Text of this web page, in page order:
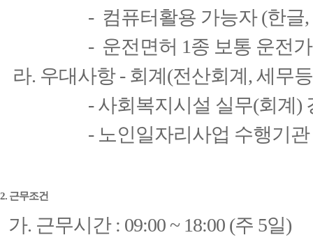
- 컴퓨터활용 가능자 (한글, 엑
- 운전면허 1종 보통 운전가
라. 우대사항 - 회계(전산회계, 세무
- 사회복지시설 실무(회계)
- 노인일자리사업 수행기관
2. 근무조건
가. 근무시간 : 09:00 ~ 18:00 (주 5일)